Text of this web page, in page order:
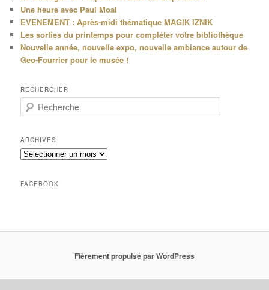
Une heure avec Paul Moal
EVENEMENT : Après-midi thématique MAGIK IZNIK
Les sorties du printemps pour compléter votre bibliothèque
Nouvelle année, nouvelle expo, nouvelle ambiance autour de
Geo-Fourrier pour le musée !
RECHERCHER
e
h
e
r
h
ARCHIVES
Archives
FACEBOOK
Fièrement propulsé par WordPress